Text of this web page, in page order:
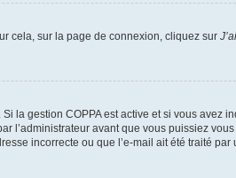
cela, sur la page de connexion, cliquez sur
la gestion COPPA est active et si vous
avant que vous puissiez
incorrecte ou que l’e-mail ait été traité